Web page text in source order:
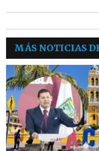
MÁS NOTICIAS